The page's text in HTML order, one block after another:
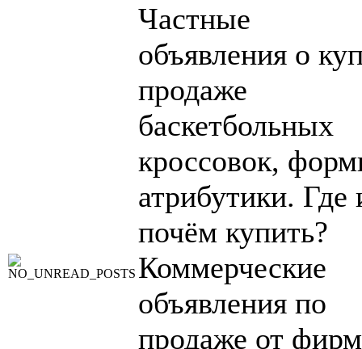
Частные
объявления о
продаже
баскетбольных
кроссовок,
атрибутики. Где
почём купить?
Коммерческие
объявления по
продаже от